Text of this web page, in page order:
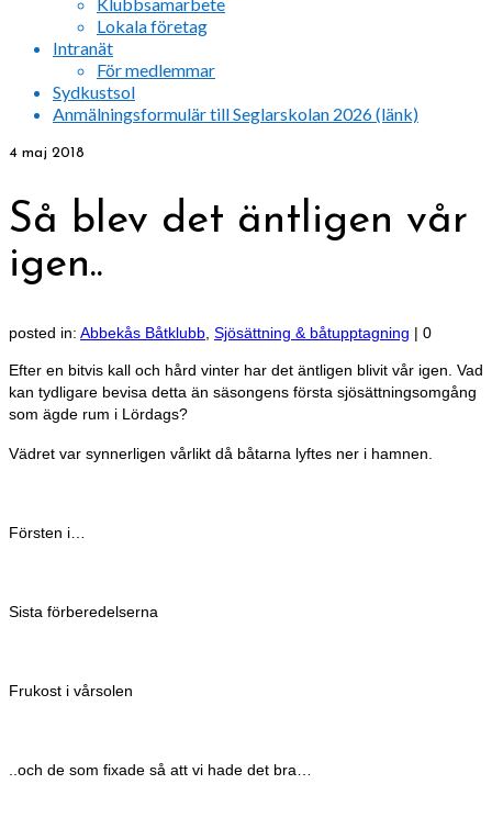
Lokala företag
Intranät
För medlemmar
Sydkustsol
Anmälningsformulär till Seglarskolan 2026 (länk)
4 maj 2018
Så blev det äntligen vår
igen..
posted in: Abbekås Båtklubb Sjösättning & båtupptagning | 0
Efter en bitvis kall och hård vinter har det äntligen blivit vår igen. Vad
kan tydligare bevisa detta än säsongens första sjösättningsomgång
som ägde rum i Lördags?
Vädret var synnerligen vårlikt då båtarna lyftes ner i hamnen.
Försten i…
Sista förberedelserna
Frukost i vårsolen
..och de som fixade så att vi hade det bra…